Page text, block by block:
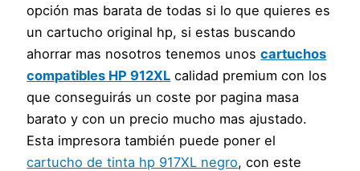
opción mas barata de todas si lo que quieres es
un cartucho original hp, si estas buscando
ahorrar mas nosotros tenemos unoscartuchos
compatibles HP 912XL calidad premium con los
que conseguirás un coste por pagina masa
barato y con un precio mucho mas ajustado.
Esta impresora también puede poner el
cartucho de tinta hp 917XL negro, con este